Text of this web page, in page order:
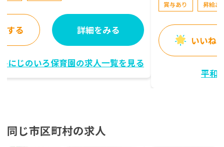
いいねする 詳細をみる
平和にじのいろ保育園の求人一覧を見る
同じ市区町村の求人